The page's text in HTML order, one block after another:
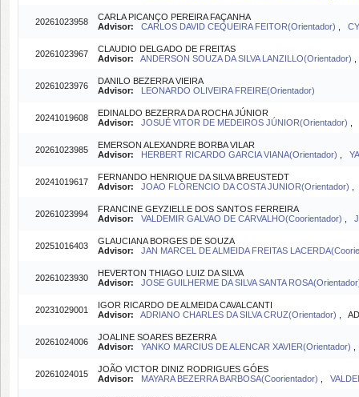
20261023958
CARLA PICANÇO PEREIRA FAÇANHA
Advisor:
CARLOS DAVID CEQUEIRA FEITOR(Orientador)
20261023967
CLAUDIO DELGADO DE FREITAS
Advisor:
ANDERSON SOUZA DA SILVA LANZILLO(Orientador)
20261023976
DANILO BEZERRA VIEIRA
Advisor:
LEONARDO OLIVEIRA FREIRE(Orientador)
20241019608
EDINALDO BEZERRA DA ROCHA JÚNIOR
Advisor:
JOSUÉ VITOR DE MEDEIROS JÚNIOR(Orientador)
20261023985
EMERSON ALEXANDRE BORBA VILAR
Advisor:
HERBERT RICARDO GARCIA VIANA(Orientador)
20241019617
FERNANDO HENRIQUE DA SILVA BREUSTEDT
Advisor:
JOAO FLORENCIO DA COSTA JUNIOR(Orientador)
20261023994
FRANCINE GEYZIELLE DOS SANTOS FERREIRA
Advisor:
VALDEMIR GALVAO DE CARVALHO(Coorientador)
20251016403
GLAUCIANA BORGES DE SOUZA
Advisor:
JAN MARCEL DE ALMEIDA FREITAS
20261023930
HEVERTON THIAGO LUIZ DA SILVA
Advisor:
JOSE GUILHERME DA SILVA SANTA
20231029001
IGOR RICARDO DE ALMEIDA CAVALCANTI
Advisor:
ADRIANO CHARLES DA SILVA CRUZ(Orientador) ,
20261024006
JOALINE SOARES BEZERRA
Advisor:
YANKO MARCIUS DE ALENCAR XAVIER(Orientador)
20261024015
JOÃO VICTOR DINIZ RODRIGUES GÓES
Advisor:
MAYARA BEZERRA BARBOSA(Coorientador)